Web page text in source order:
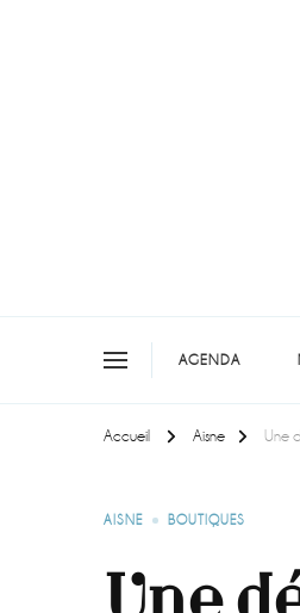
AGENDA
Accueil Aisne Une
AISNE BOUTIQUES